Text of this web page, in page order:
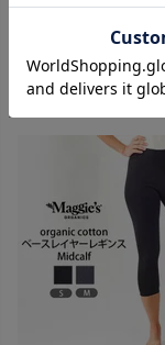
柔らかくて履き
踵があいてて滑